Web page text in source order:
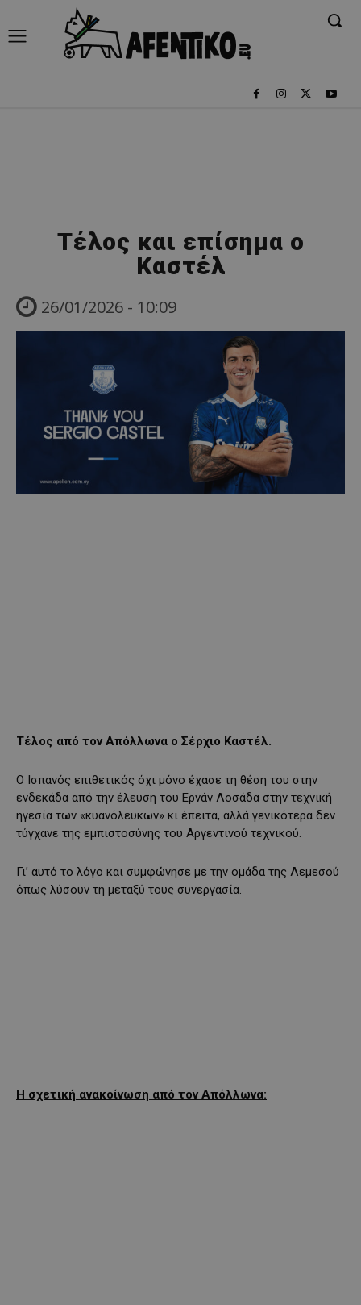
Τέλος και επίσημα ο
Καστέλ
26/01/2026 - 10:09
Τέλος από τον Απόλλωνα ο Σέρχιο Καστέλ.
Ο Ισπανός επιθετικός όχι μόνο έχασε τη θέση του στην
ενδεκάδα από την έλευση του Ερνάν Λοσάδα στην τεχνική
ηγεσία των «κυανόλευκων» κι έπειτα, αλλά γενικότερα δεν
τύγχανε της εμπιστοσύνης του Αργεντινού τεχνικού.
Γι’ αυτό το λόγο και συμφώνησε με την ομάδα της Λεμεσού
όπως λύσουν τη μεταξύ τους συνεργασία.
Η σχετική ανακοίνωση από τον Απόλλωνα: